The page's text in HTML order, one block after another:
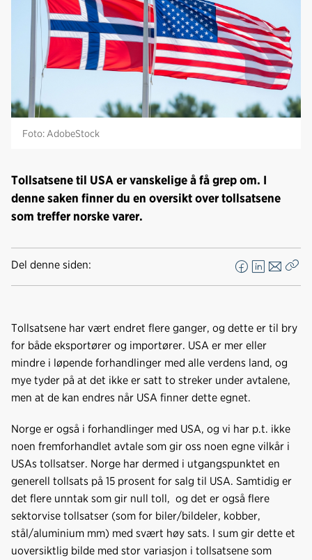
Foto: AdobeStock
Tollsatsene til USA er vanskelige å få grep om. I
denne saken finner du en oversikt over tollsatsene
som treffer norske varer.
Del denne siden:
F
a
e
b
o
L
i
k
e
d
E
-
o
t
Tollsatsene har vært endret flere ganger, og dette er til bry
for både eksportører og importører. USA er mer eller
mindre i løpende forhandlinger med alle verdens land, og
mye tyder på at det ikke er satt to streker under avtalene,
men at de kan endres når USA finner dette egnet.
Norge er også i forhandlinger med USA, og vi har p.t. ikke
noen fremforhandlet avtale som gir oss noen egne vilkår i
USAs tollsatser. Norge har dermed i utgangspunktet en
generell tollsats på 15 prosent for salg til USA. Samtidig er
det flere unntak som gir null toll, og det er også flere
sektorvise tollsatser (som for biler/bildeler, kobber,
stål/aluminium mm) med svært høy sats. I sum gir dette et
uoversiktlig bilde med stor variasjon i tollsatsene som